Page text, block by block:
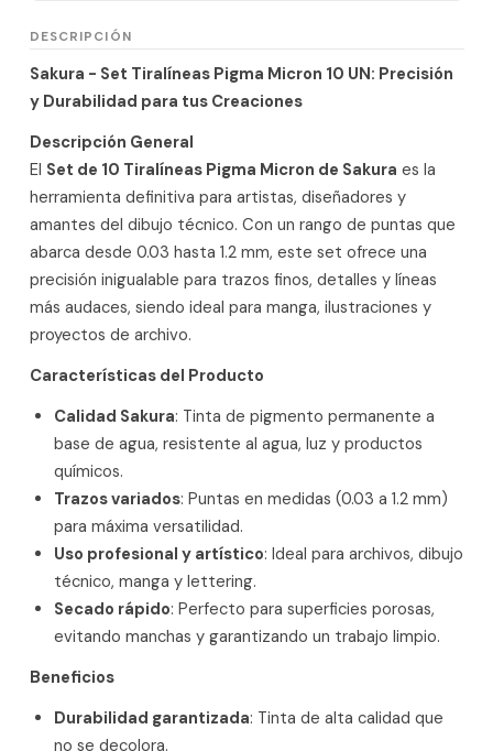
DESCRIPCIÓN
Sakura - Set Tiralíneas Pigma Micron 10 UN: Precisión
y Durabilidad para tus Creaciones
Descripción General
El Set de 10 Tiralíneas Pigma Micron de Sakura es la
herramienta definitiva para artistas, diseñadores y
amantes del dibujo técnico. Con un rango de puntas que
abarca desde 0.03 hasta 1.2 mm, este set ofrece una
precisión inigualable para trazos finos, detalles y líneas
más audaces, siendo ideal para manga, ilustraciones y
proyectos de archivo.
Características del Producto
Calidad Sakura: Tinta de pigmento permanente a
base de agua, resistente al agua, luz y productos
químicos.
Trazos variados: Puntas en medidas (0.03 a 1.2 mm)
para máxima versatilidad.
Uso profesional y artístico: Ideal para archivos, dibujo
técnico, manga y lettering.
Secado rápido: Perfecto para superficies porosas,
evitando manchas y garantizando un trabajo limpio.
Beneficios
Durabilidad garantizada: Tinta de alta calidad que
no se decolora.